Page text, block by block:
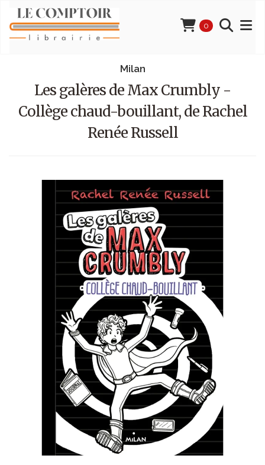
0
Milan
Les galères de Max Crumbly -
Collège chaud-bouillant, de Rachel
Renée Russell